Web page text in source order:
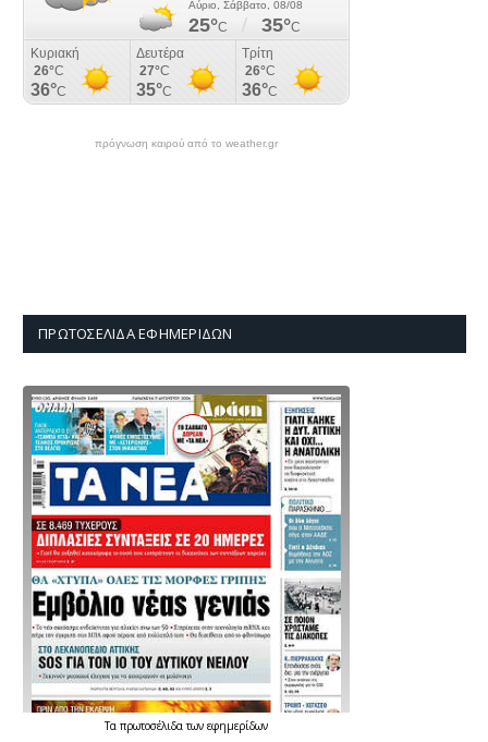
πρόγνωση καιρού από το weather.gr
ΠΡΩΤΟΣΈΛΙΔΑ ΕΦΗΜΕΡΊΔΩΝ
Τα πρωτοσέλιδατων εφημερίδων